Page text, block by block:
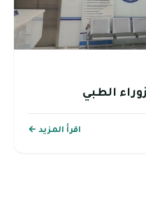
الطبي
اقرأ المزيد ←